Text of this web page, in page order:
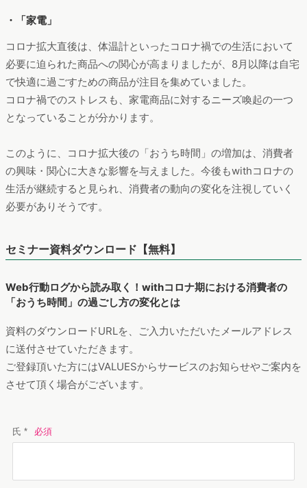
・「家電」
コロナ拡大直後は、体温計といったコロナ禍での生活において
必要に迫られた商品への関心が高まりましたが、8月以降は自宅
で快適に過ごすための商品が注目を集めていました。
コロナ禍でのストレスも、家電商品に対するニーズ喚起の一つ
となっていることが分かります。
このように、コロナ拡大後の「おうち時間」の増加は、消費者
の興味・関心に大きな影響を与えました。今後もwithコロナの
生活が継続すると見られ、消費者の動向の変化を注視していく
必要がありそうです。
セミナー資料ダウンロード【無料】
Web行動ログから読み取く！withコロナ期における消費者の
「おうち時間」の過ごし方の変化とは
資料のダウンロードURLを、ご入力いただいたメールアドレス
に送付させていただきます。
ご登録頂いた方にはVALUESからサービスのお知らせやご案内を
させて頂く場合がございます。